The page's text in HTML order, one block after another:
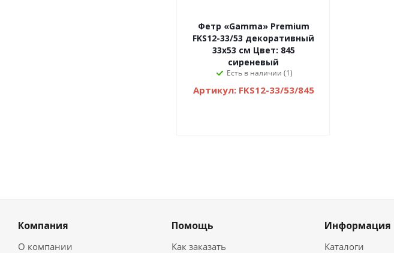
Фетр «Gamma» Premium
FKS12-33/53 декоративный
33х53 см Цвет: 845
сиреневый
Есть в наличии (1)
Артикул: FKS12-33/53/845
Компания
О компании
Помощь
Как заказать
Информация
Каталоги